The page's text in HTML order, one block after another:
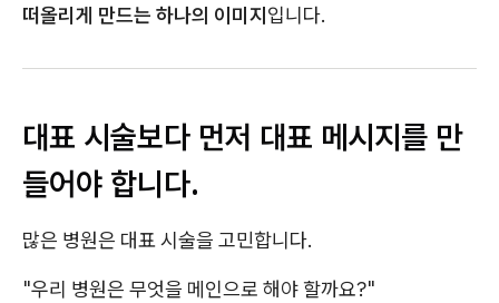
떠올리게 만드는 하나의 이미지입니다.
대표 시술보다 먼저 대표 메시지를 만
들어야 합니다.
많은 병원은 대표 시술을 고민합니다.
"우리 병원은 무엇을 메인으로 해야 할까요?"